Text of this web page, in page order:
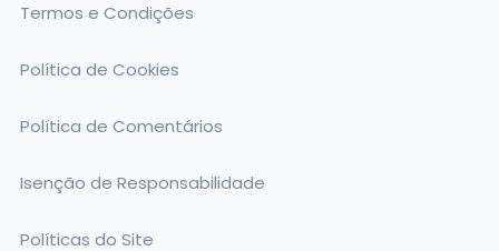
Termos e Condições
Política de Cookies
Política de Comentários
Isenção de Responsabilidade
Políticas do Site